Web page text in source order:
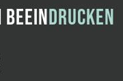
BEEINDRUCKEN